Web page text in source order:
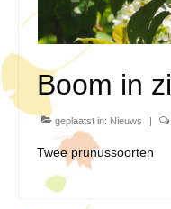
Boom in
geplaatst in: Nieuws |
Twee prunussoorten